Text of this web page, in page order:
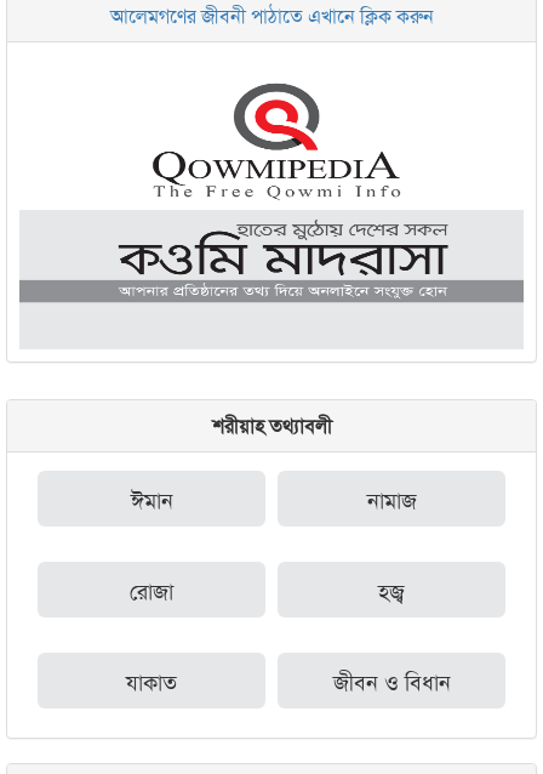
জামেয়া আরাবিয়া রহমানিয়া, ঢাকা
জামেয়া কুরআনিয়া লালবাগ ঢাকা
আলেমগণের জীবনী পাঠাতে এখানে ক্লিক করুন
শরীয়াহ তথ্যাবলী
ঈমান নামাজ
রোজা হজ্ব
যাকাত জীবন ও বিধান